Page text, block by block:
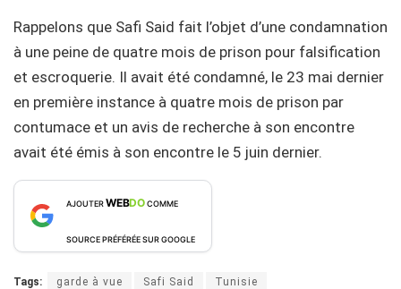
Rappelons que Safi Said fait l’objet d’une condamnation
à une peine de quatre mois de prison pour falsification
et escroquerie. Il avait été condamné, le 23 mai dernier
en première instance à quatre mois de prison par
contumace et un avis de recherche à son encontre
avait été émis à son encontre le 5 juin dernier.
AJOUTERWEBDOCOMME
SOURCE PRÉFÉRÉE SUR GOOGLE
Tags: garde à vue Safi Said Tunisie